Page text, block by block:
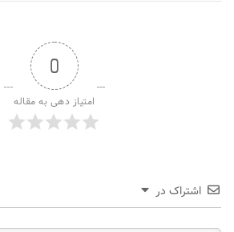
0
امتیاز دهی به مقاله
اشتراک در